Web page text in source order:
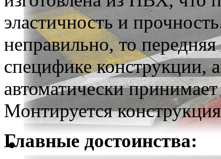
эластичность и
неправильно, то
специфике конструкции,
автоматически
Монтируется
Главные достоинства: